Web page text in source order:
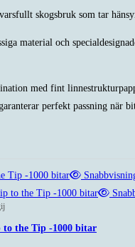
skogsbruk som tar
material och
med fint
perfekt passning
to the Tip -1000 bitar